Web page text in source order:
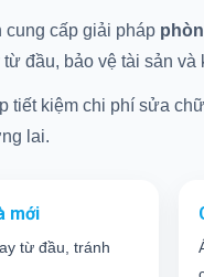
cung cấp giải pháp
đầu, bảo vệ tài sản và
tiết kiệm chi phí sửa
lai.
mới
từ đầu, tránh